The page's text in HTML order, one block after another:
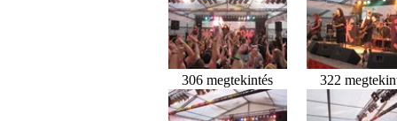
306 megtekintés 322